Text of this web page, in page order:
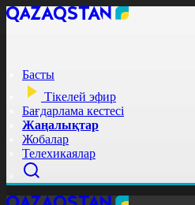
Басты
Тікелей эфир
Бағдарлама кестесі
Жаңалықтар
Жобалар
Телехикаялар